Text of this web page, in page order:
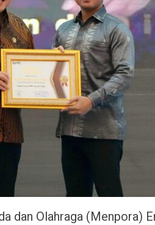
dan Olahraga (Menpora)